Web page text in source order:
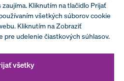
Kliknutím na tlačidlo Prijať
všetkých súborov cookie
Kliknutím na Zobraziť
udelenie čiastkových súhlasov.
všetky
MIBFORMA a.s.
k politike